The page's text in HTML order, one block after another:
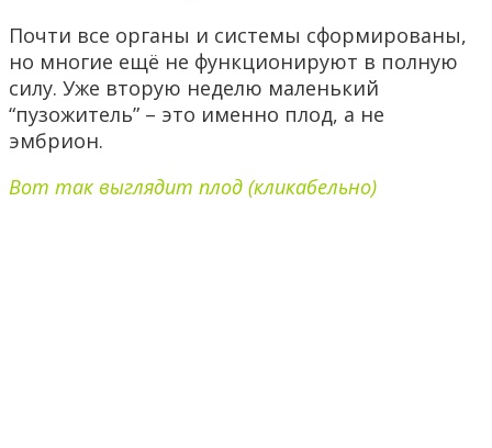
Почти все органы и системы сформированы,
но многие ещё не функционируют в полную
силу. Уже вторую неделю маленький
“пузожитель” – это именно плод, а не
эмбрион.
Вот так выглядит плод (кликабельно)